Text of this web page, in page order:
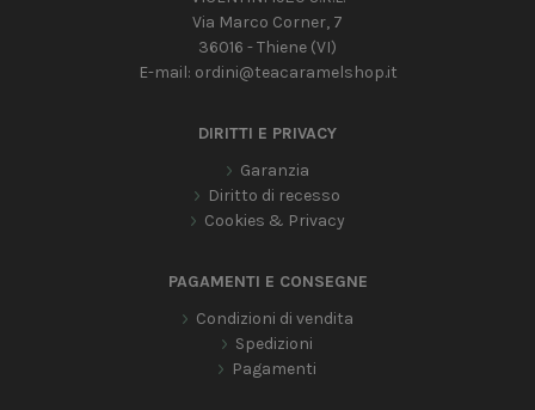
Via Marco Corner, 7
36016 - Thiene (VI)
E-mail: ordini@teacaramelshop.it
DIRITTI E PRIVACY
Garanzia
Diritto di recesso
Cookies & Privacy
PAGAMENTI E CONSEGNE
Condizioni di vendita
Spedizioni
Pagamenti